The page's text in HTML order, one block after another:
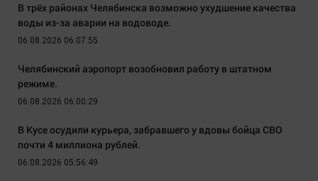
В трёх районах Челябинска возможно ухудшение качества
воды из-за аварии на водоводе.
06.08.2026 06:07:55
Челябинский аэропорт возобновил работу в штатном
режиме.
06.08.2026 06:00:29
В Кусе осудили курьера, забравшего у вдовы бойца СВО
почти 4 миллиона рублей.
06.08.2026 05:56:49